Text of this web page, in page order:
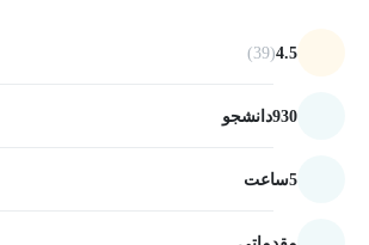
4.5
(39)
930دانشجو
5ساعت